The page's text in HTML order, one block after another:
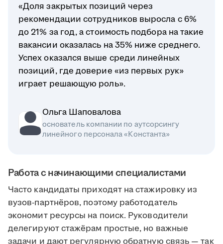
«Доля закрытых позиций через
рекомендации сотрудников выросла с 6%
до 21% за год, а стоимость подбора на такие
вакансии оказалась на 35% ниже среднего.
Успех оказался выше среди линейных
позиций, где доверие «из первых рук»
играет решающую роль».
Ольга Шаповалова
основатель компании по аутсорсингу
линейного персонала «Константа»
Работа с начинающими специалистами
Часто кандидаты приходят на стажировку из
вузов-партнёров, поэтому работодатель
экономит ресурсы на поиск. Руководители
делегируют стажёрам простые, но важные